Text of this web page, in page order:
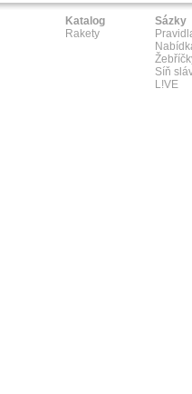
Katalog
Rakety
Sázky
Síň
L!VE